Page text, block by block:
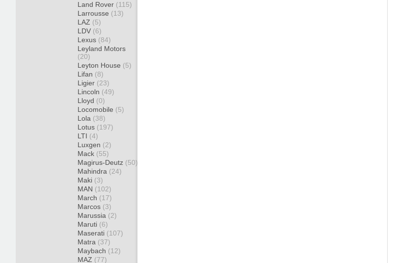
Land Rover (115)
Larrousse (13)
LAZ (5)
LDV (6)
Lexus (84)
Leyland Motors
(20)
Leyton House (5)
Lifan (8)
Ligier (23)
Lincoln (49)
Lloyd (0)
Locomobile (5)
Lola (38)
Lotus (197)
LTI (4)
Luxgen (2)
Mack (55)
Magirus-Deutz (50)
Mahindra (24)
Maki (3)
MAN (102)
March (17)
Marcos (3)
Marussia (2)
Maruti (6)
Maserati (107)
Matra (37)
Maybach (12)
MAZ (77)